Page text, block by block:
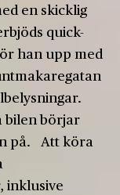
en skicklig
quick-
han upp med
bilen börjar
på. Att köra
inklusive